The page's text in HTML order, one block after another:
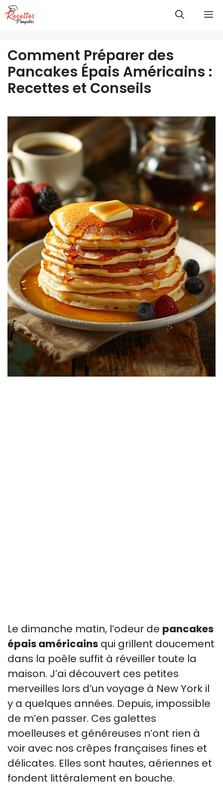
Aller
au
Comment Préparer des
Pancakes Épais Américains :
Recettes et Conseils
Le dimanche matin, l’odeur de pancakes
épais américains qui grillent doucement
dans la poêle suffit à réveiller toute la
maison. J’ai découvert ces petites
merveilles lors d’un voyage à New York il
y a quelques années. Depuis, impossible
de m’en passer. Ces galettes
moelleuses et généreuses n’ont rien à
voir avec nos crêpes françaises fines et
délicates. Elles sont hautes, aériennes et
fondent littéralement en bouche.